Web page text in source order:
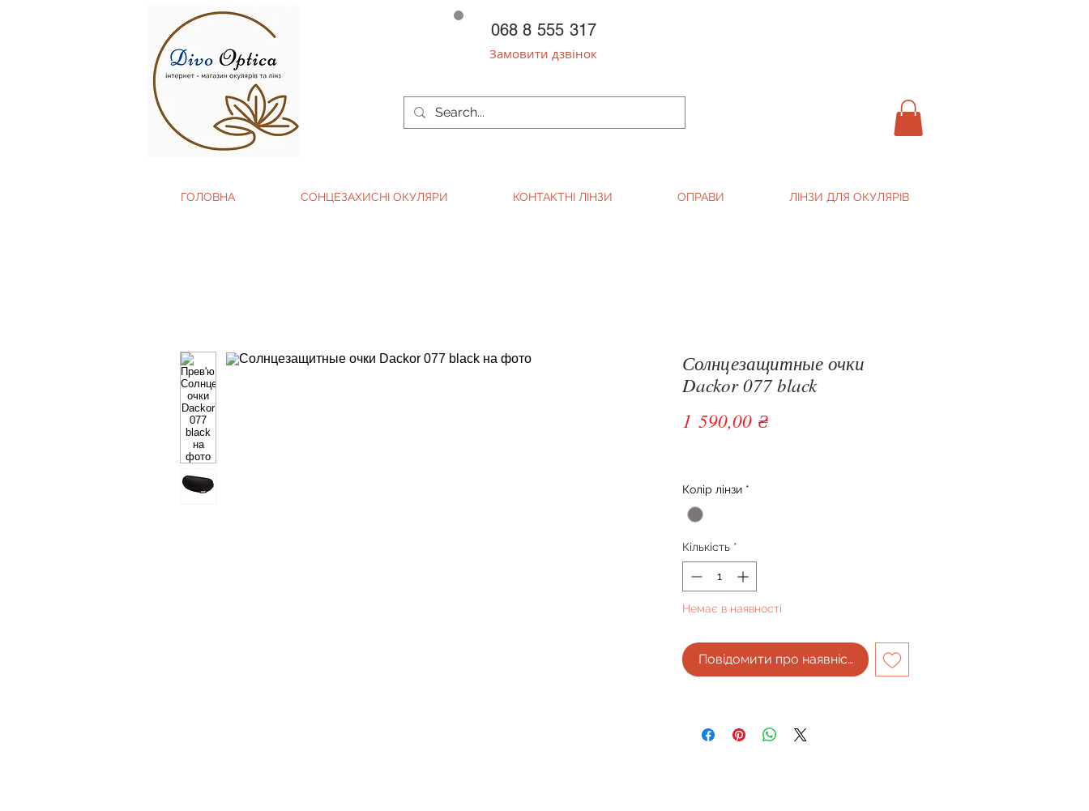
068 8 555 317
Замовити дзвінок
ГОЛОВНА СОНЦЕЗАХИСНІ ОКУЛЯРИ КОНТАКТНІ ЛІНЗИ ОПРАВИ ЛІНЗИ ДЛЯ ОКУЛЯРІВ
Солнцезащитные очки
Dackor 077 black
1 590,00 ₴Ціна
Колір лінзи *
Кількість *
Немає в наявності
Повідомити про наявність